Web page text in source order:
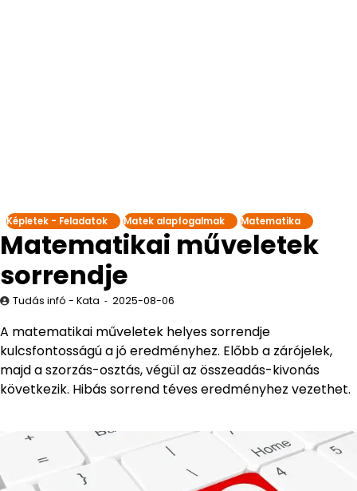
Képletek - Feladatok Matek alapfogalmak Matematika
Matematikai műveletek
sorrendje
Tudás infó - Kata 2025-08-06
A matematikai műveletek helyes sorrendje
kulcsfontosságú a jó eredményhez. Előbb a zárójelek,
majd a szorzás-osztás, végül az összeadás-kivonás
következik. Hibás sorrend téves eredményhez vezethet.